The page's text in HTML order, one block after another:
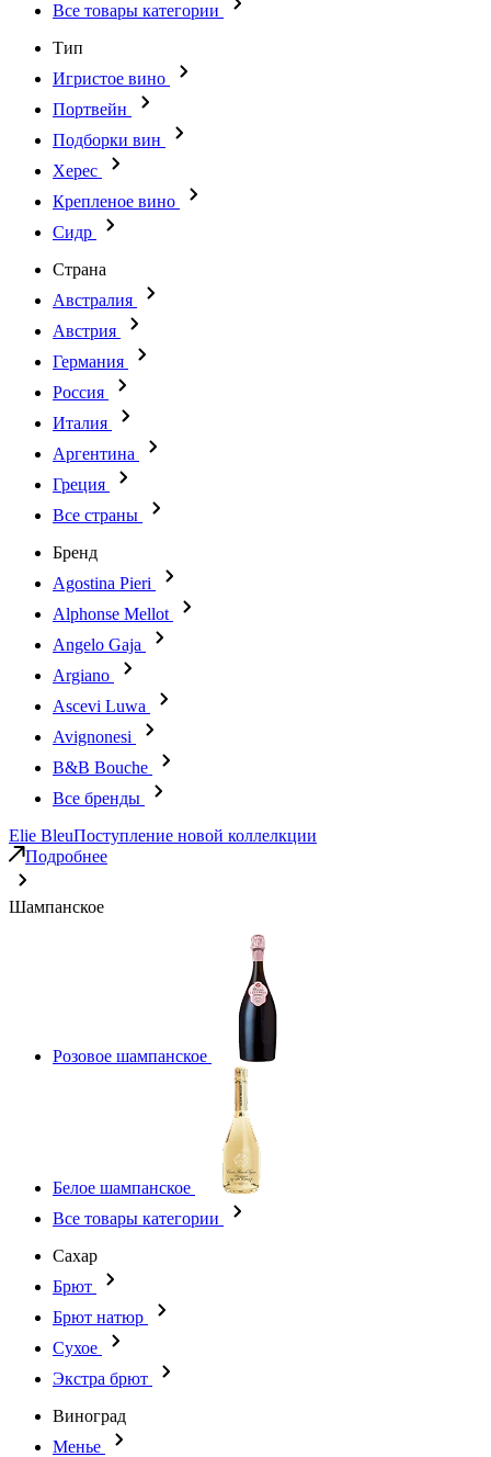
Все товары категории
Тип
Игристое вино
Портвейн
Подборки вин
Херес
Крепленое вино
Сидр
Страна
Австралия
Австрия
Германия
Россия
Италия
Аргентина
Греция
Все страны
Бренд
Agostina Pieri
Alphonse Mellot
Angelo Gaja
Argiano
Ascevi Luwa
Avignonesi
B&B Bouche
Все бренды
Elie BleuПоступление новой коллелкции
Подробнее
Шампанское
Розовое шампанское
Белое шампанское
Все товары категории
Сахар
Брют
Брют натюр
Сухое
Экстра брют
Виноград
Менье